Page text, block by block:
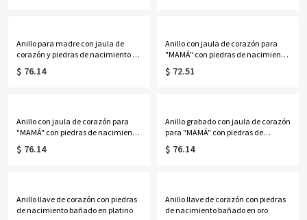
Anillo para madre con jaula de
corazón y piedras de nacimiento en
oro rosa
$ 76.14
Anillo con jaula de corazón para
"MAMÁ" con piedras de nacimiento
bañado en platino
$ 72.51
Anillo con jaula de corazón para
"MAMÁ" con piedras de nacimiento
bañado en oro
$ 76.14
Anillo grabado con jaula de corazón
para "MAMÁ" con piedras de
nacimiento en oro rosa
$ 76.14
Anillo llave de corazón con piedras
de nacimiento bañado en platino
Anillo llave de corazón con piedras
de nacimiento bañado en oro